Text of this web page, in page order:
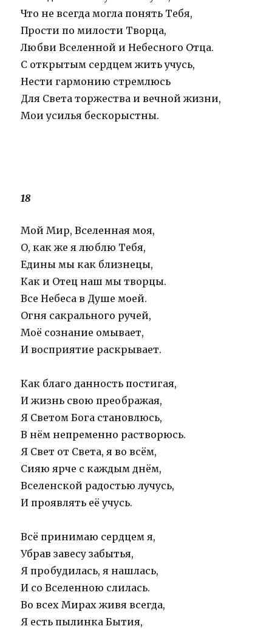
Что не всегда могла понять Тебя,
Прости по милости Творца,
Любви Вселенной и Небесного Отца.
С открытым сердцем жить учусь,
Нести гармонию стремлюсь
Для Света торжества и вечной жизни,
Мои усилья бескорыстны.
18
Мой Мир, Вселенная моя,
О, как же я люблю Тебя,
Едины мы как близнецы,
Как и Отец наш мы творцы.
Все Небеса в Душе моей.
Огня сакрального ручей,
Моё сознание омывает,
И восприятие раскрывает.
Как благо данность постигая,
И жизнь свою преображая,
Я Светом Бога становлюсь,
В нём непременно растворюсь.
Я Свет от Света, я во всём,
Сияю ярче с каждым днём,
Вселенской радостью лучусь,
И проявлять её учусь.
Всё принимаю сердцем я,
Убрав завесу забытья,
Я пробудилась, я нашлась,
И со Вселенною слилась.
Во всех Мирах живя всегда,
Я есть пылинка Бытия,